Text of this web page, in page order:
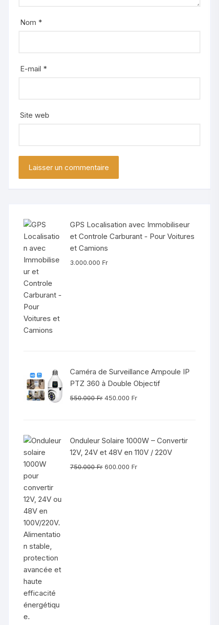
Nom *
E-mail *
Site web
GPS Localisation avec Immobiliseur
et Controle Carburant - Pour Voitures
et Camions
3.000.000Fr
Caméra de Surveillance Ampoule IP
PTZ 360 à Double Objectif
550.000Fr Le
550.000 Fr.
450.000FrLe
450.000 Fr.
Onduleur Solaire 1000W – Convertir
12V, 24V et 48V en 110V / 220V
750.000Fr Le
600.000FrLe